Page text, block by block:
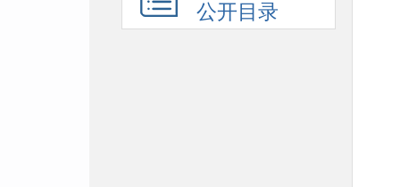
公开目录